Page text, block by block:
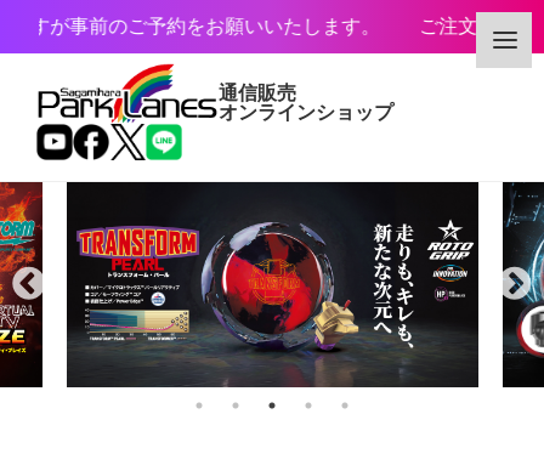
ご予約をお願いいたします。 ご注文商品のお取り置き
通信販売
オンラインショップ
カテゴリー
メーカー